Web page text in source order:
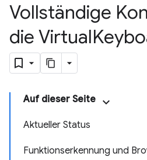
Vollständige
die Virtual
Auf dieser Seite
Aktueller Status
Funktionserkennung und